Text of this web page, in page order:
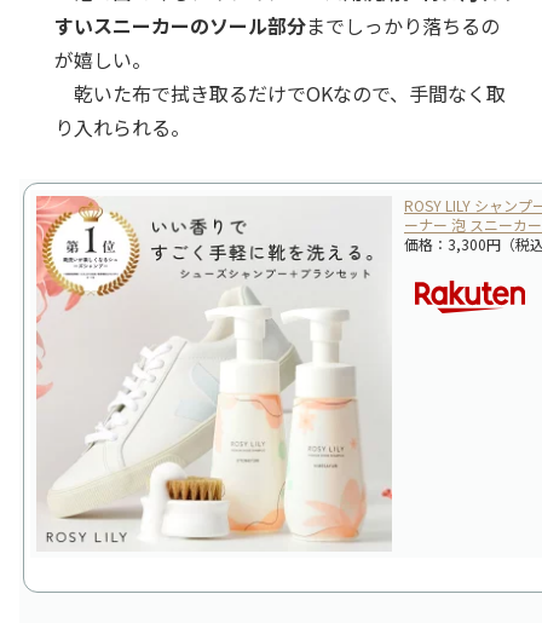
すいスニーカーのソール部分までしっかり落ちるの
が嬉しい。
乾いた布で拭き取るだけでOKなので、手間なく取
り入れられる。
ROSY LILY シャン
ーナー 泡 スニーカ
価格：3,300円（税